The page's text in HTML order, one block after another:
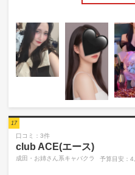
17
口コミ：3件
club ACE(エース)
成田・お姉さん系キャバクラ 予算目安：